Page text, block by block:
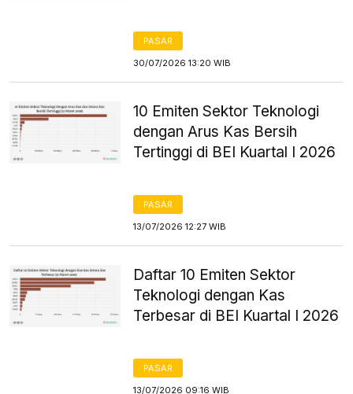
PASAR
30/07/2026 13:20 WIB
10 Emiten Sektor Teknologi
dengan Arus Kas Bersih
Tertinggi di BEI Kuartal I 2026
PASAR
13/07/2026 12:27 WIB
Daftar 10 Emiten Sektor
Teknologi dengan Kas
Terbesar di BEI Kuartal I 2026
PASAR
13/07/2026 09:16 WIB